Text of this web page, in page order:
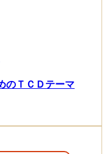
のＴＣＤテーマ